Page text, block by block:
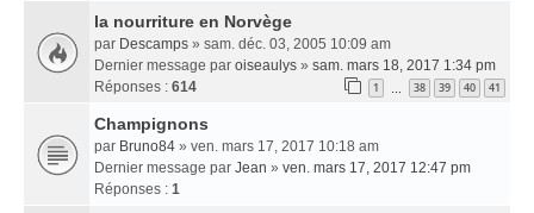
la nourriture en Norvège
par Descamps » sam. déc. 03, 2005 10:09 am
Dernier message par oiseaulys » sam. mars 18, 2017 1:34 pm
Réponses : 614 1 … 38 39 40 41
Champignons
par Bruno84 » ven. mars 17, 2017 10:18 am
Dernier message par Jean » ven. mars 17, 2017 12:47 pm
Réponses : 1